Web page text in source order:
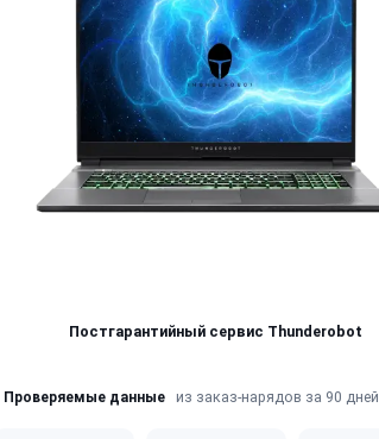
Постгарантийный сервис Thunderobot
Проверяемые данные из заказ-нарядов за 90 дней